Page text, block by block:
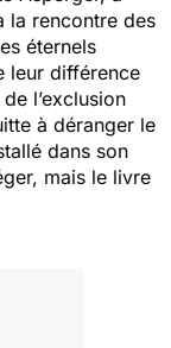
la rencontre des
éternels
leur différence
l’exclusion
à déranger le
dans son
mais le livre